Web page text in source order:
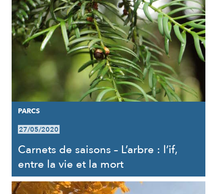
PARCS
27/05/2020
Carnets de saisons – L’arbre : l’if,
entre la vie et la mort